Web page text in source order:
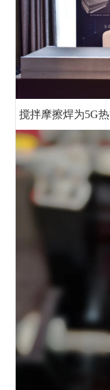
搅拌摩擦焊为5G